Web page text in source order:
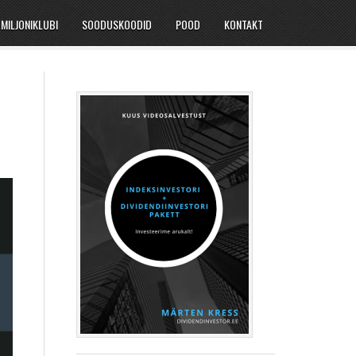
MILJONIKLUBI SOODUSKOODID POOD KONTAKT